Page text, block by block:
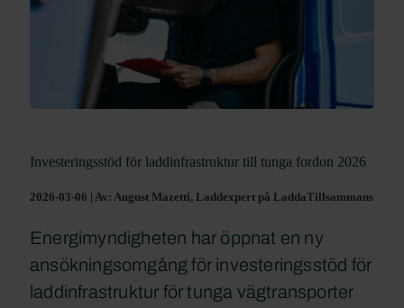
Investeringsstöd för laddinfrastruktur till tunga fordon 2026
2026-03-06 | Av: August Mazetti, Laddexpert på LaddaTillsammans
Energimyndigheten har öppnat en ny
ansökningsomgång för investeringsstöd för
laddinfrastruktur för tunga vägtransporter